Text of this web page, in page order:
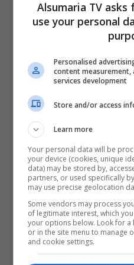
العربية
Alsumaria TV
use your personal
Personalised
content measurement,
services development
Store and/or access
Learn more
Your personal data will be
your device (cookies, unique
data) may be stored by,
partners, or used specifically
may use precise geolocation
Some vendors may process
of legitimate interest, which
your options below. Look for
or in the site menu to manage
and cookie settings.